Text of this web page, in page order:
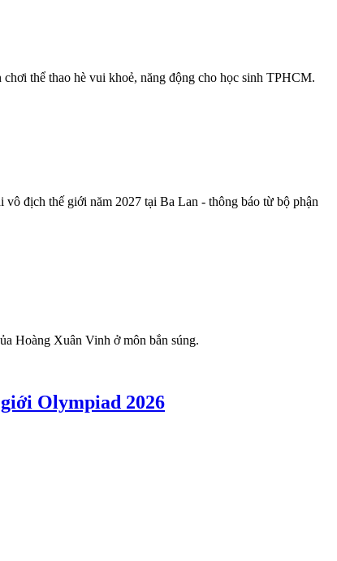
thể thao hè vui khoẻ, năng động cho học sinh TPHCM.
địch thế giới năm 2027 tại Ba Lan - thông báo từ bộ phận
Hoàng Xuân Vinh ở môn bắn súng.
Olympiad 2026